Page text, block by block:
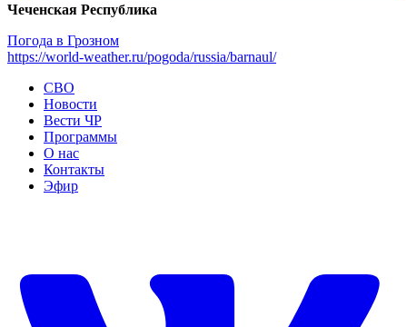
Чеченская Республика
Погода в Грозном
https://world-weather.ru/pogoda/russia/barnaul/
СВО
Новости
Вести ЧР
Программы
О нас
Контакты
Эфир